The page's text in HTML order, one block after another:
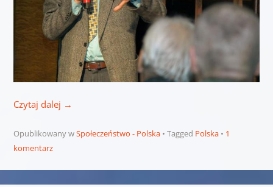
Czytaj dalej →
Opublikowany wSpołeczeństwo - Polska Tagged Polska
1
komentarz